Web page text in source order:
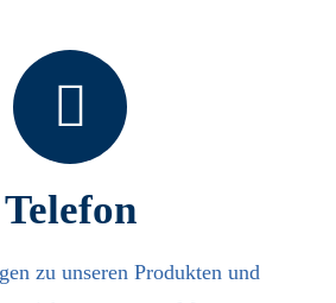
Telefon
zu unseren Produkten und